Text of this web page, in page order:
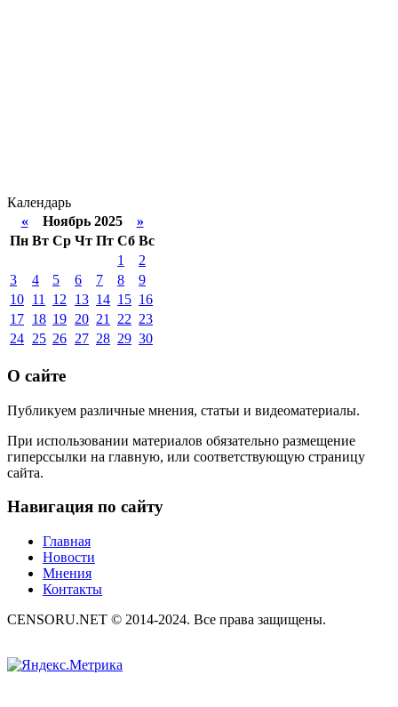
Календарь
«Ноябрь 2025 »
Пн Вт Ср Чт Пт Сб Вс
1
2
3
4 5 6 7 8
9
10 11 12 13 14 15 16
17 18 19 20 21 22 23
24 25 26 27 28 29 30
О сайте
Публикуем различные мнения, статьи и видеоматериалы.
При использовании материалов обязательно размещение
гиперссылки на главную, или соответствующую страницу
сайта.
Навигация по сайту
Главная
Новости
Мнения
Контакты
CENSORU.NET © 2014-2024. Все права защищены.